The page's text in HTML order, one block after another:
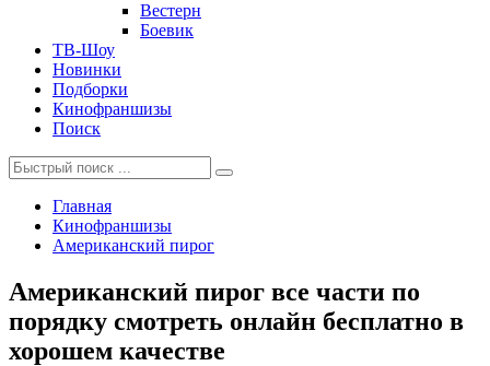
Вестерн
Боевик
ТВ-Шоу
Новинки
Подборки
Кинофраншизы
Поиск
Главная
Кинофраншизы
Американский пирог
Американский пирог все части по
порядку смотреть онлайн бесплатно в
хорошем качестве